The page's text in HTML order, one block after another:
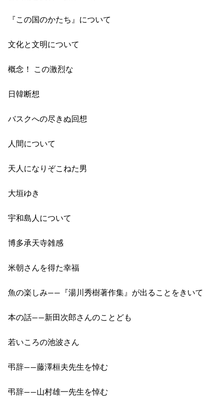
『この国のかたち』について
文化と文明について
概念！ この激烈な
日韓断想
バスクへの尽きぬ回想
人間について
天人になりぞこねた男
大垣ゆき
宇和島人について
博多承天寺雑感
米朝さんを得た幸福
魚の楽しみ――『湯川秀樹著作集』が出ることをきいて
本の話――新田次郎さんのことども
若いころの池波さん
弔辞――藤澤桓夫先生を悼む
弔辞――山村雄一先生を悼む